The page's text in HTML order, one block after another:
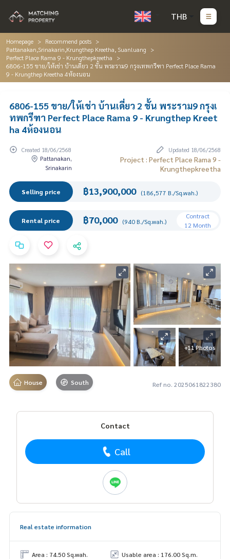
THB
Homepage
Recommend posts
Pattanakan,Srinakarin,Krungthep Kreetha, Suanluang
Perfect Place Rama 9 - Krungthepkreetha
6806-155 ขาย/ให้เช่า บ้านเดี่ยว 2 ชั้น พระราม9 กรุงเทพกรีฑา Perfect Place Rama
9 - Krungthep Kreetha 4ห้องนอน
6806-155 ขาย/ให้เช่า บ้านเดี่ยว 2 ชั้น พระราม9 กรุงเ
ทพกรีฑา Perfect Place Rama 9 - Krungthep Kreet
ha 4ห้องนอน
Created 18/06/2568
Updated 18/06/2568
Pattanakan,
Srinakarin
Project : Perfect Place Rama 9 -
Krungthepkreetha
Selling price ฿13,900,000 (186,577 B./Sq.wah.)
Rental price ฿70,000 (940 B./Sq.wah.)
Contract
12 Month
+11 Photos
House South Ref no. 2025061822380
Contact
Call
Real estate information
Area : 74.50 Sq.wah.
Usable area : 176.00 Sq.m.